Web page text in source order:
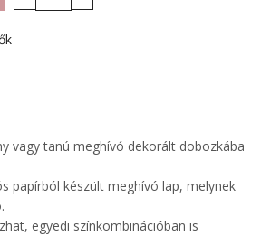
vagy tanú meghívó dekorált dobozkába
papírból készült meghívó lap, melynek
egyedi színkombinációban is